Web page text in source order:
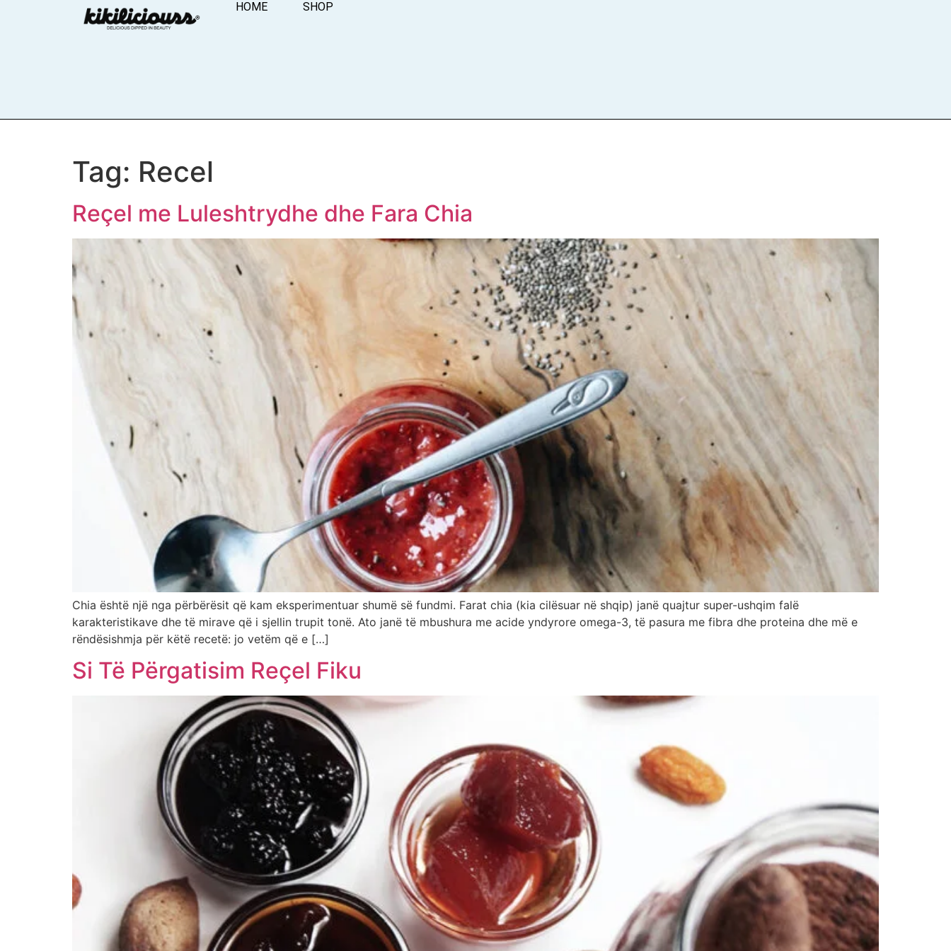
HOME SHOP
Tag: Recel
Reçel me Luleshtrydhe dhe Fara Chia
Chia është një nga përbërësit që kam eksperimentuar shumë së fundmi. Farat chia (kia cilësuar në shqip) janë quajtur super-ushqim falë
karakteristikave dhe të mirave që i sjellin trupit tonë. Ato janë të mbushura me acide yndyrore omega-3, të pasura me fibra dhe proteina dhe më e
rëndësishmja për këtë recetë: jo vetëm që e […]
Si Të Përgatisim Reçel Fiku